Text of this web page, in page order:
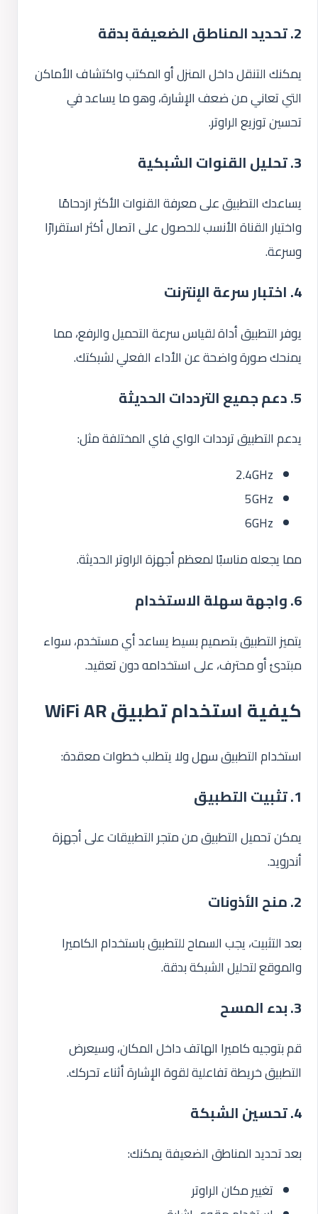
2. تحديد المناطق الضعيفة بدقة
يمكنك التنقل داخل المنزل أو المكتب واكتشاف الأماكن
التي تعاني من ضعف الإشارة، وهو ما يساعد في
تحسين توزيع الراوتر.
3. تحليل القنوات الشبكية
يساعدك التطبيق على معرفة القنوات الأكثر ازدحامًا
واختيار القناة الأنسب للحصول على اتصال أكثر استقرارًا
وسرعة.
4. اختبار سرعة الإنترنت
يوفر التطبيق أداة لقياس سرعة التحميل والرفع، مما
يمنحك صورة واضحة عن الأداء الفعلي لشبكتك.
5. دعم جميع الترددات الحديثة
يدعم التطبيق ترددات الواي فاي المختلفة مثل:
2.4GHz
5GHz
6GHz
مما يجعله مناسبًا لمعظم أجهزة الراوتر الحديثة.
6. واجهة سهلة الاستخدام
يتميز التطبيق بتصميم بسيط يساعد أي مستخدم، سواء
مبتدئ أو محترف، على استخدامه دون تعقيد.
كيفية استخدام تطبيق WiFi AR
استخدام التطبيق سهل ولا يتطلب خطوات معقدة:
1. تثبيت التطبيق
يمكن تحميل التطبيق من متجر التطبيقات على أجهزة
أندرويد.
2. منح الأذونات
بعد التثبيت، يجب السماح للتطبيق باستخدام الكاميرا
والموقع لتحليل الشبكة بدقة.
3. بدء المسح
قم بتوجيه كاميرا الهاتف داخل المكان، وسيعرض
التطبيق خريطة تفاعلية لقوة الإشارة أثناء تحركك.
4. تحسين الشبكة
بعد تحديد المناطق الضعيفة يمكنك:
تغيير مكان الراوتر